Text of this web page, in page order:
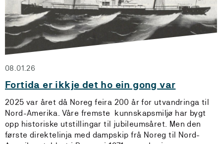
08.01.26
Fortida er ikkje det ho ein gong var
2025 var året då Noreg feira 200 år for utvandringa til
Nord-Amerika. Våre fremste kunnskapsmiljø har bygt
opp historiske utstillingar til jubileumsåret. Men den
første direktelinja med dampskip frå Noreg til Nord-